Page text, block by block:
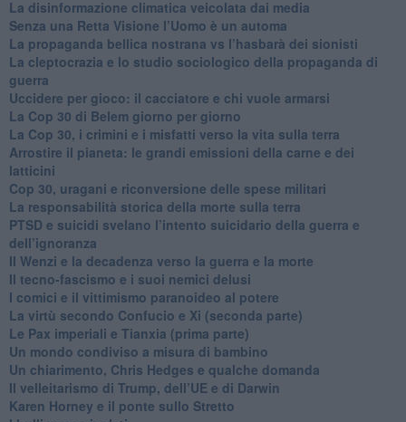
​La disinformazione climatica veicolata dai media
Senza una Retta Visione l’Uomo è un automa
​La propaganda bellica nostrana vs l’hasbarà dei sionisti
​La cleptocrazia e lo studio sociologico della propaganda di
guerra
​Uccidere per gioco: il cacciatore e chi vuole armarsi
​La Cop 30 di Belem giorno per giorno
La Cop 30, i crimini e i misfatti verso la vita sulla terra
Arrostire il pianeta: le grandi emissioni della carne e dei
latticini
​Cop 30, uragani e riconversione delle spese militari
La responsabilità storica della morte sulla terra
PTSD e suicidi svelano l’intento suicidario della guerra e
dell’ignoranza
Il Wenzi e la decadenza verso la guerra e la morte
​Il tecno-fascismo e i suoi nemici delusi
​I comici e il vittimismo paranoideo al potere
​La virtù secondo Confucio e Xi (seconda parte)
Le Pax imperiali e Tianxia (prima parte)
Un mondo condiviso a misura di bambino
​Un chiarimento, Chris Hedges e qualche domanda
Il velleitarismo di Trump, dell’UE e di Darwin
​Karen Horney e il ponte sullo Stretto